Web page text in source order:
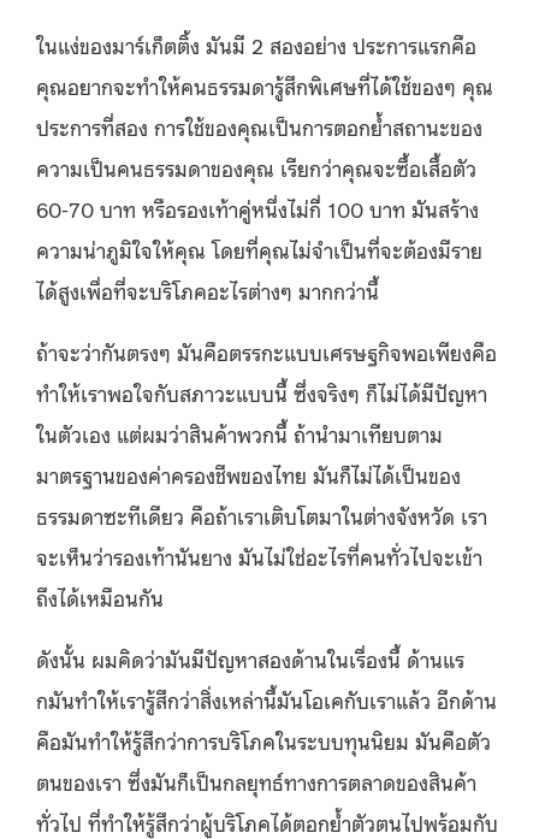
ในแง่ของมาร์เก็ตติ้ง มันมี 2 สองอย่าง ประการแรกคือ
คุณอยากจะทําให้คนธรรมดารู้สึกพิเศษที่ได้ใช้ของๆ คุณ
ประการที่สอง การใช้ของคุณเป็นการตอกย้ำสถานะของ
ความเป็นคนธรรมดาของคุณ เรียกว่าคุณจะซื้อเสื้อตัว
60-70 บาท หรือรองเท้าคู่หนึ่งไม่กี่ 100 บาท มันสร้าง
ความน่าภูมิใจให้คุณ โดยที่คุณไม่จําเป็นที่จะต้องมีราย
ได้สูงเพื่อที่จะบริโภคอะไรต่างๆ มากกว่านี้
ถ้าจะว่ากันตรงๆ มันคือตรรกะแบบเศรษฐกิจพอเพียงคือ
ทำให้เราพอใจกับสภาวะแบบนี้ ซึ่งจริงๆ ก็ไม่ได้มีปัญหา
ในตัวเอง แต่ผมว่าสินค้าพวกนี้ ถ้านำมาเทียบตาม
มาตรฐานของค่าครองชีพของไทย มันก็ไม่ได้เป็นของ
ธรรมดาซะทีเดียว คือถ้าเราเติบโตมาในต่างจังหวัด เรา
จะเห็นว่ารองเท้านันยาง มันไม่ใช่อะไรที่คนทั่วไปจะเข้า
ถึงได้เหมือนกัน
ดังนั้น ผมคิดว่ามันมีปัญหาสองด้านในเรื่องนี้ ด้านแร
กมันทําให้เรารู้สึกว่าสิ่งเหล่านี้มันโอเคกับเราแล้ว อีกด้าน
คือมันทําให้รู้สึกว่าการบริโภคในระบบทุนนิยม มันคือตัว
ตนของเรา ซึ่งมันก็เป็นกลยุทธ์ทางการตลาดของสินค้า
ทั่วไป ที่ทําให้รู้สึกว่าผู้บริโภคได้ตอกย้ำตัวตนไปพร้อมกับ